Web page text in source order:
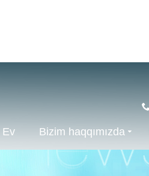
Ev Bizim haqqımızda